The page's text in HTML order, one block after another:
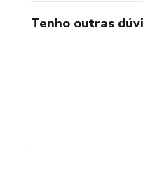
Tenho outras